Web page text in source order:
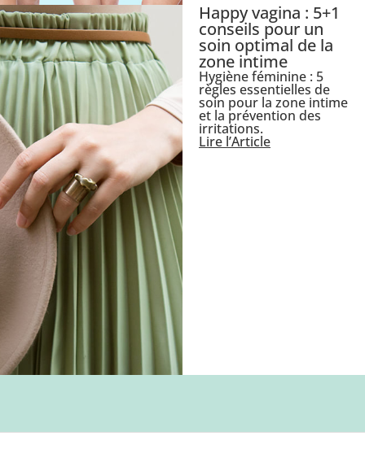
Happy vagina : 5+1
conseils pour un
soin optimal de la
zone intime
Hygiène féminine : 5
règles essentielles de
soin pour la zone intime
et la prévention des
irritations.
Lire l’Article